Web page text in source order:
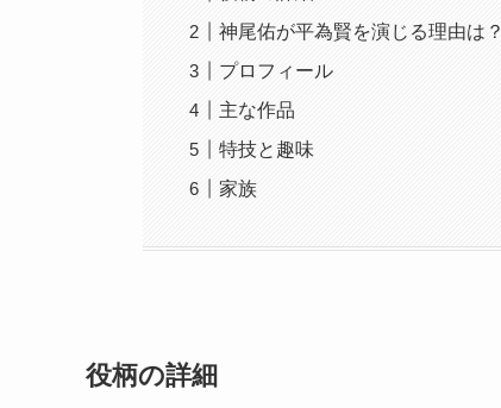
神尾佑が平為賢を演じる理由は？
プロフィール
主な作品
特技と趣味
家族
役柄の詳細